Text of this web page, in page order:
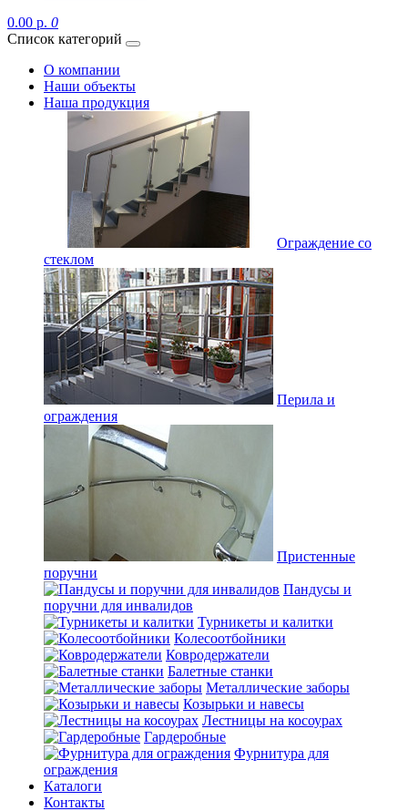
0.00 р. 0
Список категорий
О компании
Наши объекты
Наша продукция
Ограждение со
стеклом
Перила и
ограждения
Пристенные
поручни
Пандусы и
поручни для инвалидов
Турникеты и калитки
Колесоотбойники
Ковродержатели
Балетные станки
Металлические заборы
Козырьки и навесы
Лестницы на косоурах
Гардеробные
Фурнитура для
ограждения
Каталоги
Контакты